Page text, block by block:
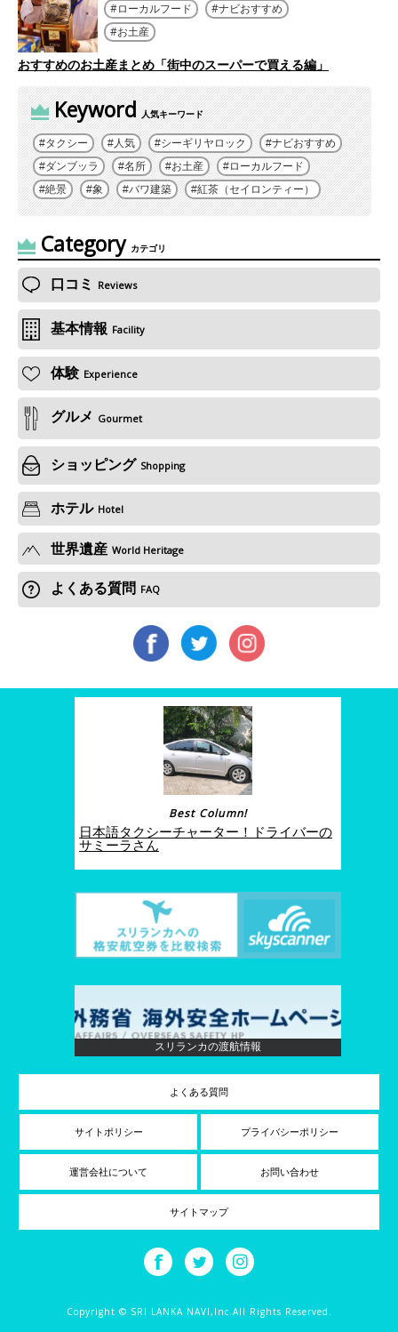
ローカルフード
ナビおすすめ
お土産
おすすめのお土産まとめ「街中のスーパーで買える編」
Keyword 人気キーワード
タクシー 人気 シーギリヤロック
ナビおすすめ
ダンブッラ
名所 お土産
ローカルフード
絶景
象 バワ建築 紅茶（セイロンティー）
Category カテゴリ
口コミ Reviews
基本情報 Facility
体験 Experience
グルメ Gourmet
ショッピング Shopping
ホテル Hotel
世界遺産 World Heritage
よくある質問 FAQ
Best Column!
日本語タクシーチャーター！ドライバーの
サミーラさん
スリランカの渡航情報
よくある質問
サイトポリシー プライバシーポリシー
運営会社について お問い合わせ
サイトマップ
Copyright © SRI LANKA NAVI,Inc.All Rights Reserved.